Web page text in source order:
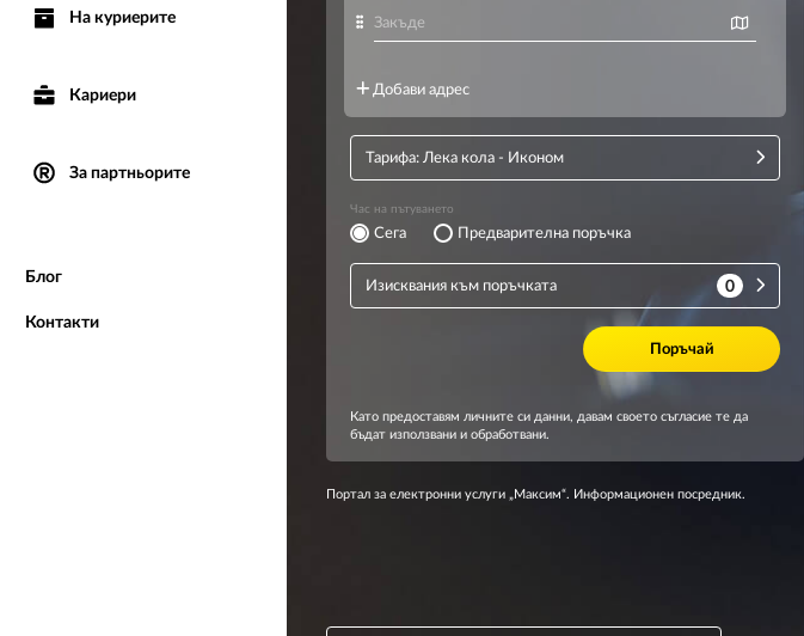
На куриерите
Кариери
За партньорите
Блог
Контакти
Портал за електронни услуги „Максим“. Информационен посредник.